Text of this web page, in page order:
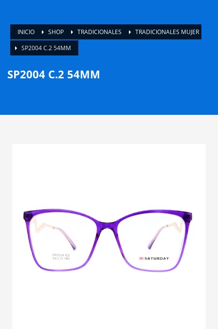
INICIO SHOP TRADICIONALES
TRADICIONALES MUJER
SP2004 C.2 54MM
SP2004 C.2 54MM